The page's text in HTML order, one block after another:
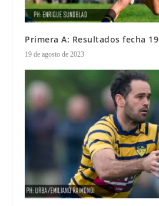
Primera A: Resultados fecha 19
19 de agosto de 2023